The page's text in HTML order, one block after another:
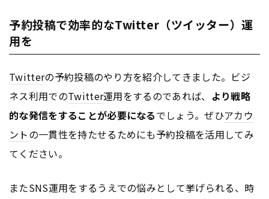
予約投稿で効率的なTwitter（ツイッター）運
用を
Twitterの予約投稿のやり方を紹介してきました。ビジ
ネス利用でのTwitter運用をするのであれば、 より戦略
的な発信をすることが必要になるでしょう。ぜひアカウ
ントの一貫性を持たせるためにも予約投稿を活用してみ
てください。
またSNS運用をするうえでの悩みとして挙げられる、時